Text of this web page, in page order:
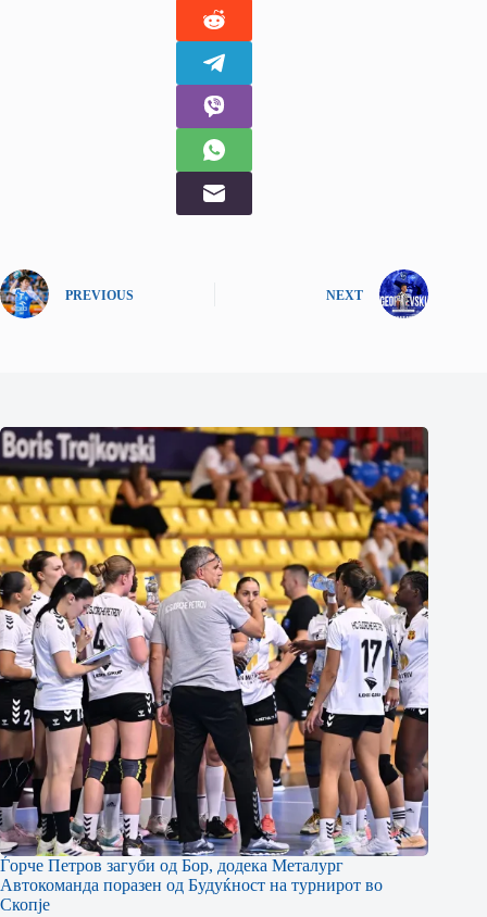
PREVIOUS NEXT
Ѓорче Петров загуби од Бор, додека Металург
Автокоманда поразен од Будуќност на турнирот во
Скопје